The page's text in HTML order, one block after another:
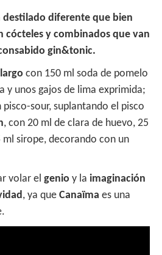
destilado diferente que bien
cócteles y combinados que van
gin&tonic.
con 150 ml soda de pomelo
y unos gajos de lima exprimida;
sour, suplantando el pisco
, con 20 ml de clara de huevo, 25
sirope, decorando con un
volar el genio y la imaginación
, ya que Canaïma es una